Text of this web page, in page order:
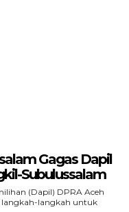
Gagas Dapil
Subulussalam
(Dapil) DPRA Aceh
langkah-langkah untuk